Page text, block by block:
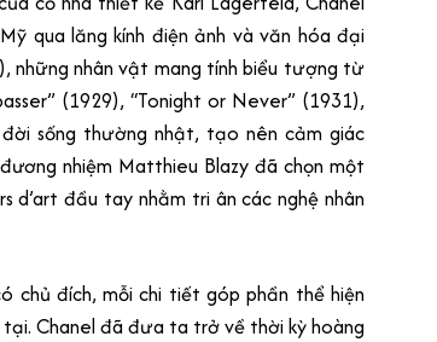
qua lăng kính điện ảnh và văn hóa đại
những nhân vật mang tính biểu tượng từ
(1929), “Tonight or Never” (1931),
sống thường nhật, tạo nên cảm giác
nhiệm Matthieu Blazy đã chọn một
đầu tay nhằm tri ân các nghệ nhân
chủ đích, mỗi chi tiết góp phần thể hiện
Chanel đã đưa ta trở về thời kỳ hoàng